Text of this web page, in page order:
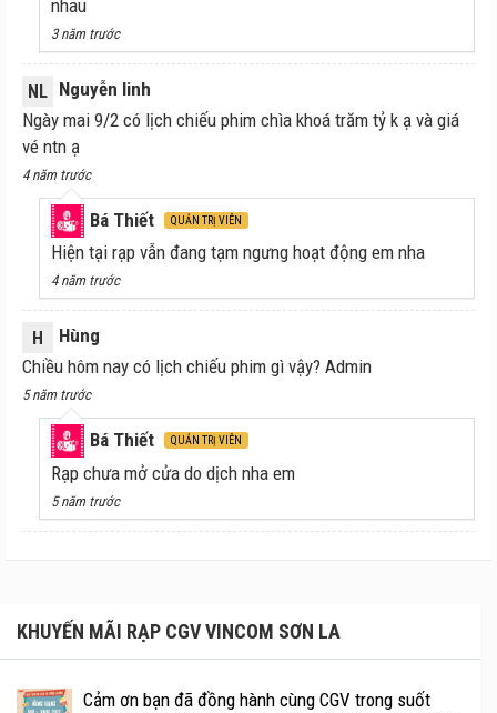
nhau
3 năm trước
NL Nguyễn linh
Ngày mai 9/2 có lịch chiếu phim chìa khoá trăm tỷ k ạ và giá
vé ntn ạ
4 năm trước
Bá Thiết QUẢN TRỊ VIÊN
Hiện tại rạp vẫn đang tạm ngưng hoạt động em nha
4 năm trước
H
Hùng
Chiều hôm nay có lịch chiếu phim gì vậy? Admin
5 năm trước
Bá Thiết QUẢN TRỊ VIÊN
Rạp chưa mở cửa do dịch nha em
5 năm trước
KHUYẾN MÃI RẠP CGV VINCOM SƠN LA
Cảm ơn bạn đã đồng hành cùng CGV trong suốt